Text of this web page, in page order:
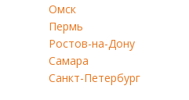
Омск
Пермь
Ростов-на-Дону
Самара
Санкт-Петербург